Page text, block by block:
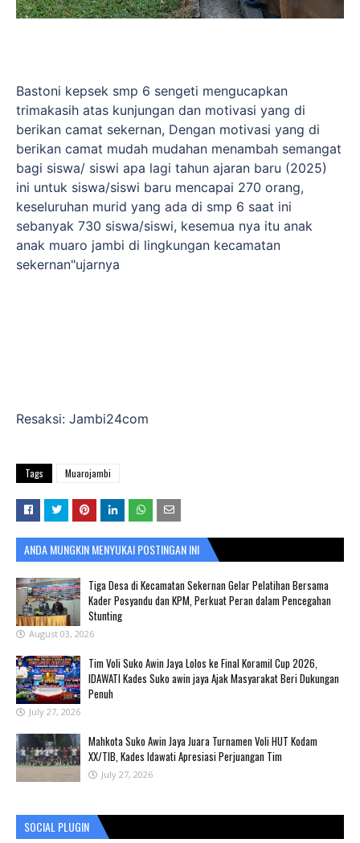
Bastoni kepsek smp 6 sengeti mengucapkan
trimakasih atas kunjungan dan motivasi yang di
berikan camat sekernan, Dengan motivasi yang di
berikan camat mudah mudahan menambah semangat
bagi siswa/ siswi apa lagi tahun ajaran baru (2025)
ini untuk siswa/siswi baru mencapai 270 orang,
keseluruhan murid yang ada di smp 6 saat ini
sebanyak 730 siswa/siswi, kesemua nya itu anak
anak muaro jambi di lingkungan kecamatan
sekernan"ujarnya
Resaksi: Jambi24com
Tags Muarojambi
ANDA MUNGKIN MENYUKAI POSTINGAN INI
Tiga Desa di Kecamatan Sekernan Gelar Pelatihan Bersama
Kader Posyandu dan KPM, Perkuat Peran dalam Pencegahan
Stunting
August 03, 2026
Tim Voli Suko Awin Jaya Lolos ke Final Koramil Cup 2026,
IDAWATI Kades Suko awin jaya Ajak Masyarakat Beri Dukungan
Penuh
July 27, 2026
Mahkota Suko Awin Jaya Juara Turnamen Voli HUT Kodam
XX/TIB, Kades Idawati Apresiasi Perjuangan Tim
July 27, 2026
SOCIAL PLUGIN